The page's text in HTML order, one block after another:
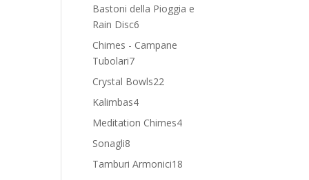
prodotti
Bastoni della Pioggia e
Rain Disc6
prodotti
Chimes - Campane
Tubolari77
prodotti
Crystal Bowls22
Kalimbas44
prodotti
Meditation Chimes44
Sonagli8
prodotti
Tamburi Armonici18